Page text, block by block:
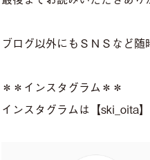
ブログ以外にもＳＮＳなど随
＊＊インスタグラム＊＊
インスタグラムは【ski_oita